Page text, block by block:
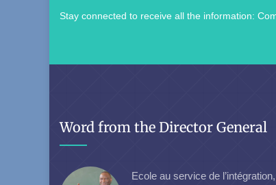
Stay connected to receive all the information:
Word from the Director General
Ecole au service de l’intégration,